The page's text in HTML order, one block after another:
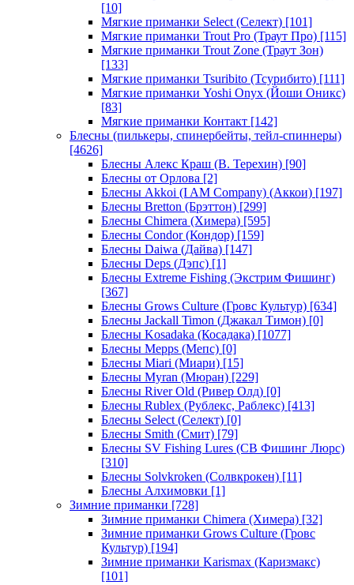
[10]
Мягкие приманки Select (Селект) [101]
Мягкие приманки Trout Pro (Траут Про) [115]
Мягкие приманки Trout Zone (Траут Зон)
[133]
Мягкие приманки Tsuribito (Тсурибито) [111]
Мягкие приманки Yoshi Onyx (Йоши Оникс)
[83]
Мягкие приманки Контакт [142]
Блесны (пилькеры, спинербейты, тейл-спиннеры)
[4626]
Блесны Алекс Краш (В. Терехин) [90]
Блесны от Орлова [2]
Блесны Akkoi (I AM Company) (Аккои) [197]
Блесны Bretton (Брэттон) [299]
Блесны Chimera (Химера) [595]
Блесны Condor (Кондор) [159]
Блесны Daiwa (Дайва) [147]
Блесны Deps (Дэпс) [1]
Блесны Extreme Fishing (Экстрим Фишинг)
[367]
Блесны Grows Culture (Гровс Культур) [634]
Блесны Jackall Timon (Джакал Тимон) [0]
Блесны Kosadaka (Косадака) [1077]
Блесны Mepps (Мепс) [0]
Блесны Miari (Миари) [15]
Блесны Myran (Мюран) [229]
Блесны River Old (Ривер Олд) [0]
Блесны Rublex (Рублекс, Раблекс) [413]
Блесны Select (Селект) [0]
Блесны Smith (Смит) [79]
Блесны SV Fishing Lures (СВ Фишинг Люрс)
[310]
Блесны Solvkroken (Солвкрокен) [11]
Блесны Алхимовки [1]
Зимние приманки [728]
Зимние приманки Chimera (Химера) [32]
Зимние приманки Grows Culture (Гровс
Культур) [194]
Зимние приманки Karismax (Каризмакс)
[101]